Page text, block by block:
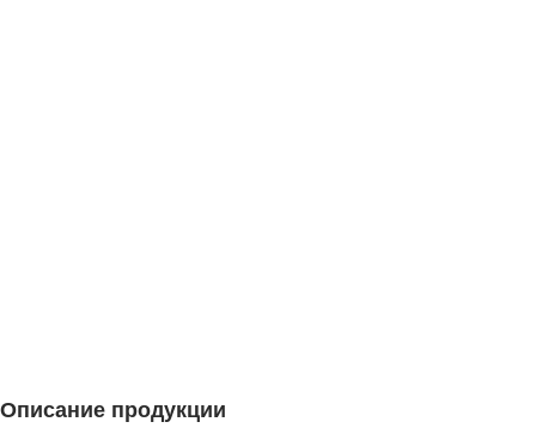
Описание продукции